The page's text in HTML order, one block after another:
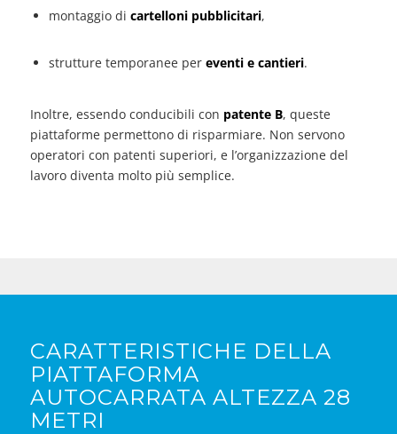
montaggio di cartelloni pubblicitari,
strutture temporanee per eventi e cantieri.
Inoltre, essendo conducibili con patente B, queste
piattaforme permettono di risparmiare. Non servono
operatori con patenti superiori, e l’organizzazione del
lavoro diventa molto più semplice.
CARATTERISTICHE DELLA
PIATTAFORMA
AUTOCARRATA ALTEZZA 28
METRI